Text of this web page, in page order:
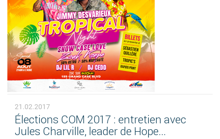
21.02.2017
Élections COM 2017 : entretien avec
Jules Charville, leader de Hope...